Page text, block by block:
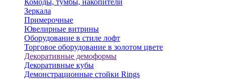
Комоды, тумбы, накопители
Зеркала
Примерочные
Ювелирные витрины
Оборудование в стиле лофт
Торговое оборудование в золотом цвете
Декоративные демоформы
Декоративные кубы
Демонстрационные стойки Rings